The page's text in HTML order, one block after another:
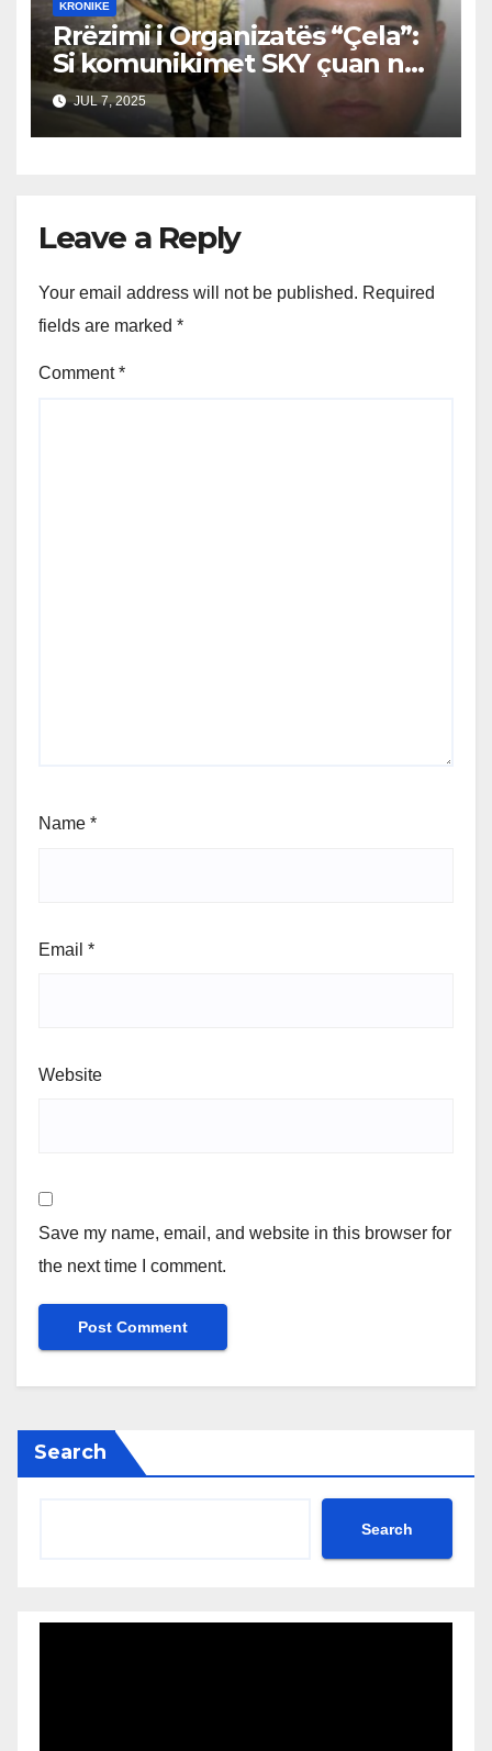
KRONIKE
Rrëzimi i Organizatës “Çela”:
Si komunikimet SKY çuan në
prangosjen e bandës, Suel
Çela ende i lirë
JUL 7, 2025
Leave a Reply
Your email address will not be published. Required
fields are marked *
Comment*
Name *
Email *
Website
Save my name, email, and website in this browser for
the next time I comment.
Search
Search